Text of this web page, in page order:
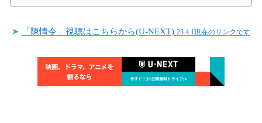
➤ 「陳情令」視聴はこちらから(U-NEXT) 23.4.1現在のリンクです